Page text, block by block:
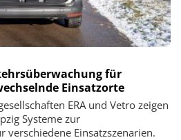
für
Einsatzorte
ERA und Vetro zeigen
Systeme zur
verschiedene Einsatzszenarien.